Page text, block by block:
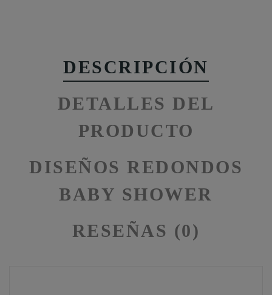
DESCRIPCIÓN
DETALLES DEL
PRODUCTO
DISEÑOS REDONDOS
BABY SHOWER
RESEÑAS (0)